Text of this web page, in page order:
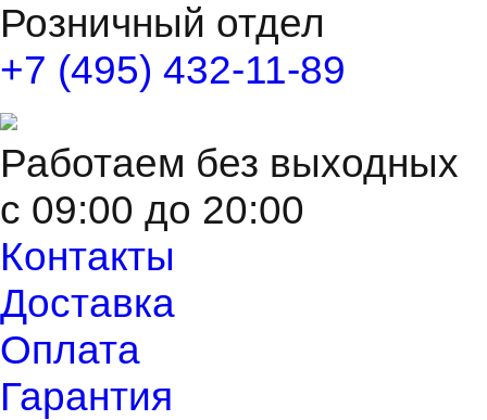
Розничный отдел
+7 (495) 432-11-89
Работаем без выходных
с 09:00 до 20:00
Контакты
Доставка
Оплата
Гарантия